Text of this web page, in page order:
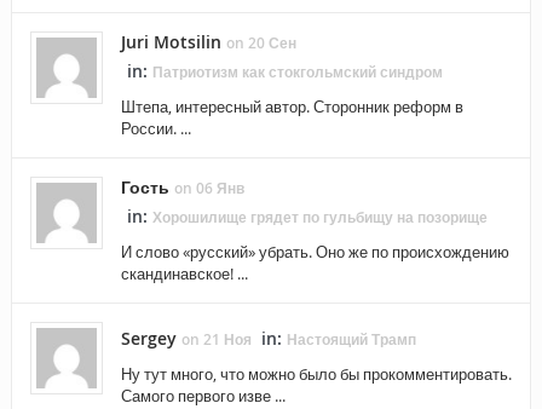
Juri Motsilin on 20 Сен
in: Патриотизм как стокгольмский синдром
Штепа, интересный автор. Сторонник реформ в
России. ...
Гость on 06 Янв
in: Хорошилище грядет по гульбищу на позорище
И слово «русский» убрать. Оно же по происхождению
скандинавское! ...
Sergey on 21 Ноя in: Настоящий Трамп
Ну тут много, что можно было бы прокомментировать.
Самого первого изве ...